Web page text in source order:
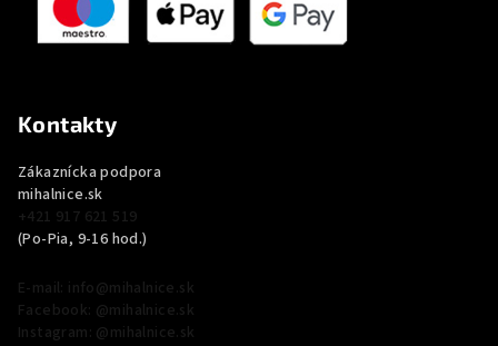
Kontakty
Zákaznícka podpora
mihalnice.sk
+421 917 621 519
(Po-Pia, 9-16 hod.)
E-mail: info@mihalnice.sk
Facebook: @mihalnice.sk
Instagram: @mihalnice.sk